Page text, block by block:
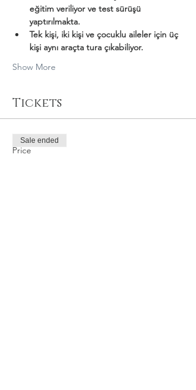
eğitim veriliyor ve test sürüşü
yaptırılmakta.
Tek kişi, iki kişi ve çocuklu aileler için üç
kişi aynı araçta tura çıkabiliyor.
Show More
Tickets
Price
Sale ended